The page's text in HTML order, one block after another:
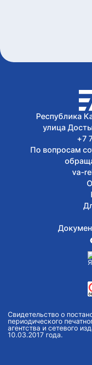
7
Festival
Республика
улица
+7
По вопросам
va-
Свидетельство о
периодического
агентства и сетевого
10.03.2017 года.